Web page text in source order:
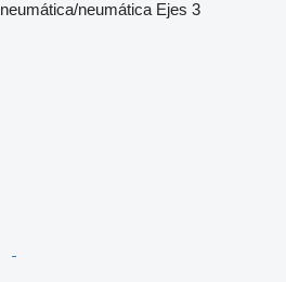
neumática/neumática Ejes 3